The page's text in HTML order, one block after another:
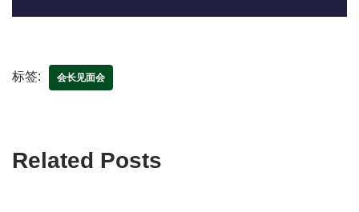
标签: 会长见面会
Related Posts